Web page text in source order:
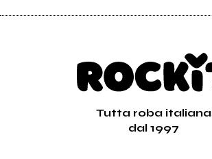
Tutta roba italiana
dal 1997